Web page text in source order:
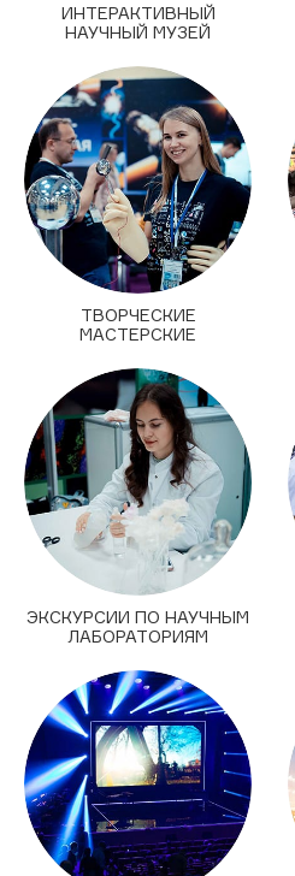
ИНТЕРАКТИВНЫЙ
НАУЧНЫЙ МУЗЕЙ
ТВОРЧЕСКИЕ
МАСТЕРСКИЕ
ЭКСКУРСИИ ПО НАУЧНЫМ
ЛАБОРАТОРИЯМ